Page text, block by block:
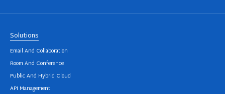
Solutions
Email And Collaboration
Room And Conference
Public And Hybrid Cloud
API Management